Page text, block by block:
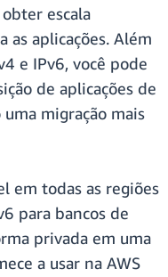
escala
aplicações. Além
e IPv6, você pode
de aplicações de
migração mais
em todas as regiões
para bancos de
privada em uma
a usar na AWS